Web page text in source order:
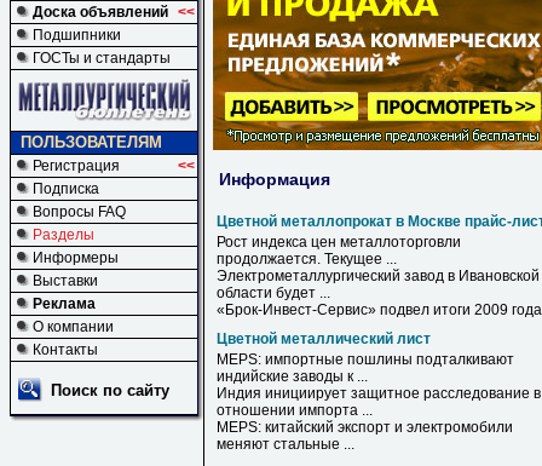
Доска объявлений <<
Подшипники
ГОСТы и стандарты
ПОЛЬЗОВАТЕЛЯМ
Регистрация
<<
Подписка
Вопросы FAQ
Разделы
Информеры
Выставки
Реклама
О компании
Контакты
Поиск по сайту
Информация
Цветной металлопрокат в Москве прайс-
Рост индекса цен металлоторговли
продолжается. Текущее ...
Электрометаллургический завод в Ивановской
области будет ...
«Брок-Инвест-Сервис» подвел итоги 2009 года
Цветной металлический лист
MEPS: импортные пошлины подталкивают
индийские заводы к ...
Индия инициирует защитное расследование в
отношении импорта ...
MEPS: китайский экспорт и электромобили
меняют стальные ...